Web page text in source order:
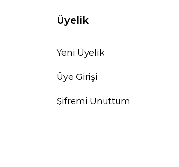
Üyelik
Yeni Üyelik
Üye Girişi
Şifremi Unuttum